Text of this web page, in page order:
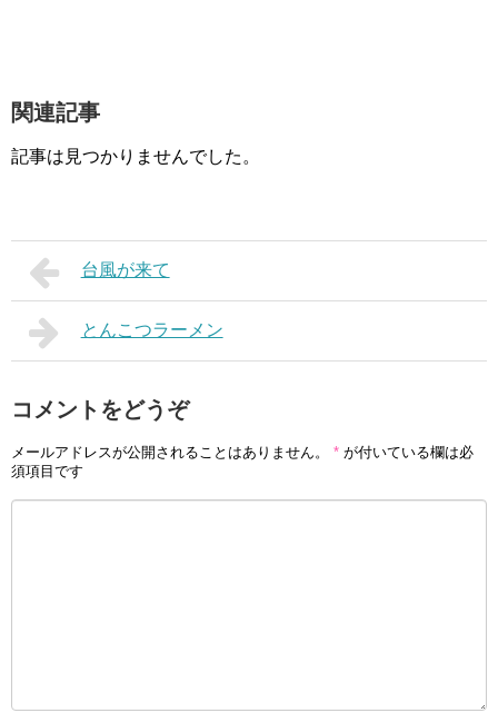
関連記事
記事は見つかりませんでした。
台風が来て
とんこつラーメン
コメントをどうぞ
メールアドレスが公開されることはありません。 * が付いている欄は必
須項目です